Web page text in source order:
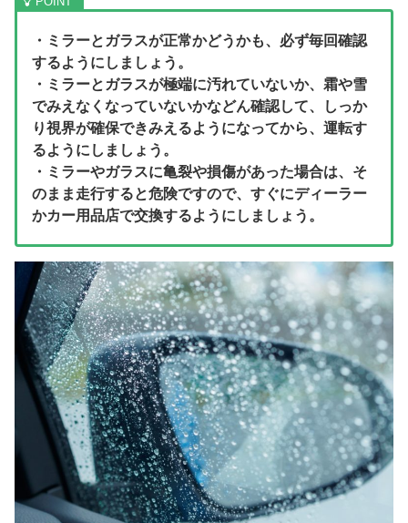
・ミラーとガラスが正常かどうかも、必ず毎回確認
するようにしましょう。
・ミラーとガラスが極端に汚れていないか、霜や雪
でみえなくなっていないかなどん確認して、しっか
り視界が確保できみえるようになってから、運転す
るようにしましょう。
・ミラーやガラスに亀裂や損傷があった場合は、そ
のまま走行すると危険ですので、すぐにディーラー
かカー用品店で交換するようにしましょう。